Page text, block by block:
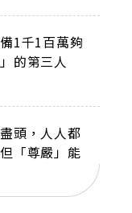
1千1百萬夠
的第三人
頭，人人都
「尊嚴」能